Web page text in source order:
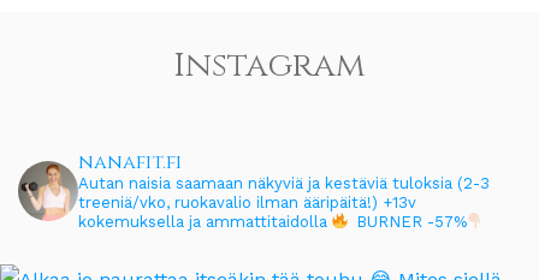
Instagram
nanafit.fi
Autan naisia saamaan näkyviä ja kestäviä tuloksia (2-3
treeniä/vko, ruokavalio ilman ääripäitä!) +13v
kokemuksella ja ammattitaidolla
BURNER -57%